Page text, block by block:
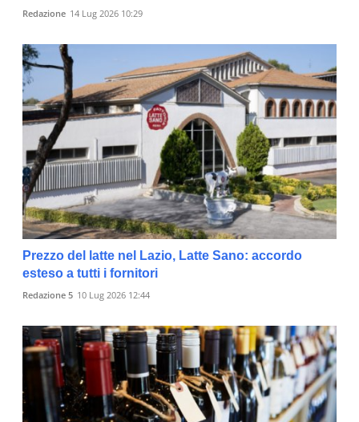
Redazione 14 Lug 2026 10:29
Prezzo del latte nel Lazio, Latte Sano: accordo
esteso a tutti i fornitori
Redazione 5 10 Lug 2026 12:44